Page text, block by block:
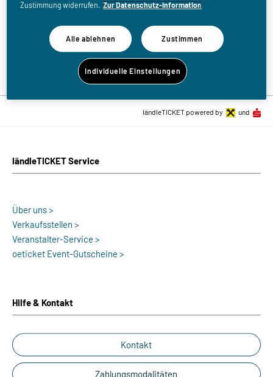
Zurück zur Eventliste
ländleTICKET Service
Über uns >
Verkaufsstellen >
Veranstalter-Service >
oeticket Event-Gutscheine >
Hilfe & Kontakt
Kontakt
Zahlungsmodalitäten
ländleTICKET powered by und
Zustimmung widerrufen. Zur Datenschutz-Information
Alle ablehnen Zustimmen
Individuelle Einstellungen